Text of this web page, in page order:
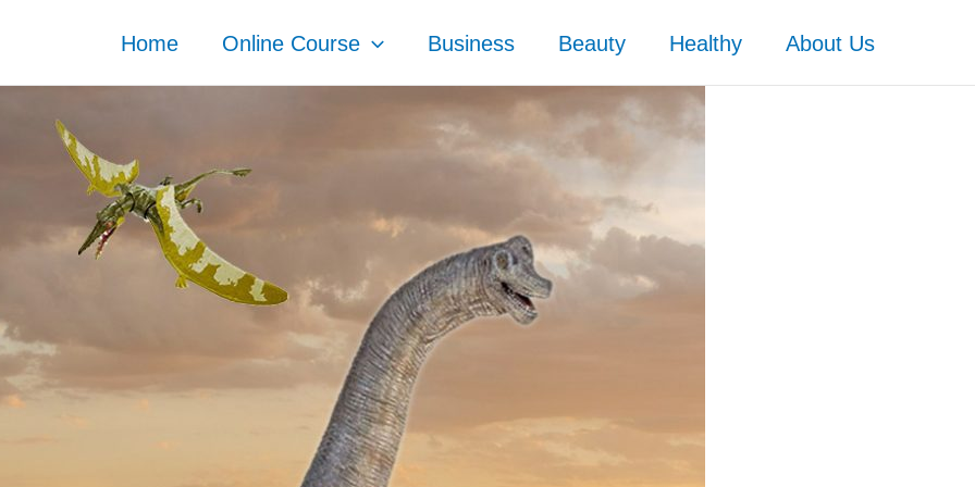
Home Online Course Business Beauty Healthy About Us